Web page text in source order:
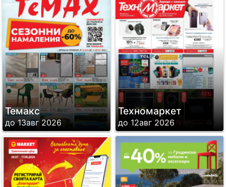
Темакс
до 13авг 2026
Техномаркет
до 12авг 2026